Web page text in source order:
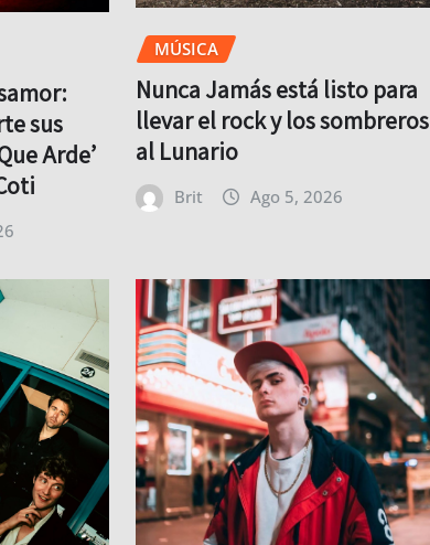
sus
Arde’
MÚSICA
Nunca Jamás está listo para
llevar el rock y los sombreros
al Lunario
Brit Ago 5, 2026